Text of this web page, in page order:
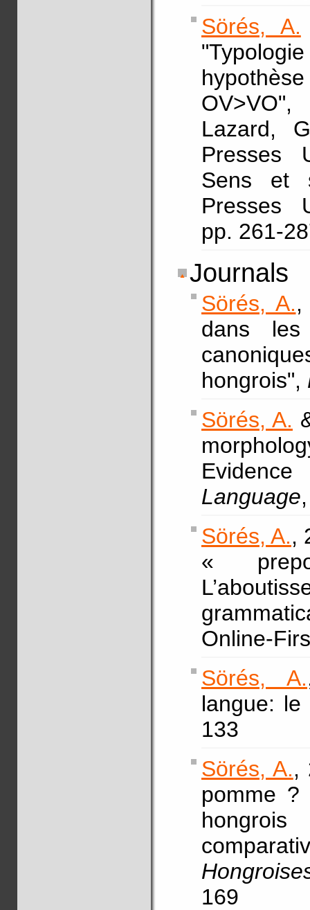
Sörés, A.
Lazard,
Presses
Sens et
Presses
pp. 261-
Journals
Sörés, A.,
dans les
hongrois",
Sörés, A.
Language
Sörés, A.,
«
Online-
Sörés, A.
langue:
133
Sörés, A.,
pomme ?
169